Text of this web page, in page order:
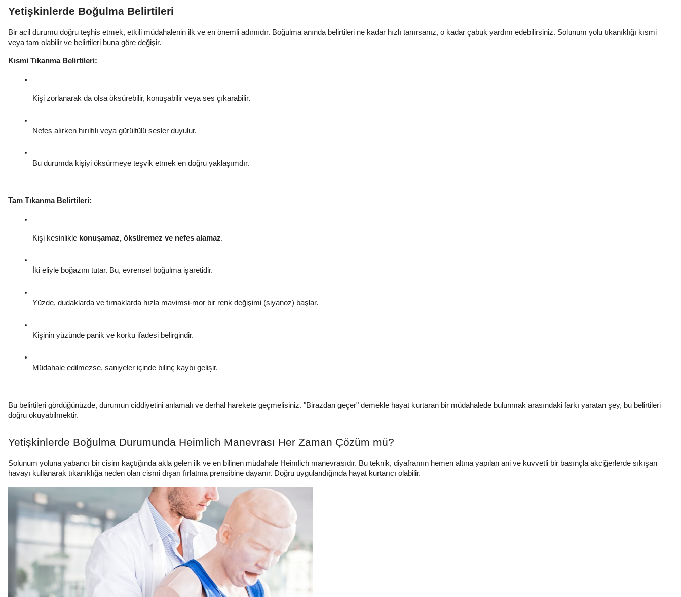
Yetişkinlerde Boğulma Belirtileri
Bir acil durumu doğru teşhis etmek, etkili müdahalenin ilk ve en önemli adımıdır. Boğulma anında belirtileri ne kadar hızlı tanırsanız, o kadar çabuk yardım edebilirsiniz. Solunum yolu tıkanıklığı kısmi
veya tam olabilir ve belirtileri buna göre değişir.
Kısmi Tıkanma Belirtileri:
Kişi zorlanarak da olsa öksürebilir, konuşabilir veya ses çıkarabilir.
Nefes alırken hırıltılı veya gürültülü sesler duyulur.
Bu durumda kişiyi öksürmeye teşvik etmek en doğru yaklaşımdır.
Tam Tıkanma Belirtileri:
Kişi kesinlikle konuşamaz, öksüremez ve nefes alamaz.
İki eliyle boğazını tutar. Bu, evrensel boğulma işaretidir.
Yüzde, dudaklarda ve tırnaklarda hızla mavimsi-mor bir renk değişimi (siyanoz) başlar.
Kişinin yüzünde panik ve korku ifadesi belirgindir.
Müdahale edilmezse, saniyeler içinde bilinç kaybı gelişir.
Bu belirtileri gördüğünüzde, durumun ciddiyetini anlamalı ve derhal harekete geçmelisiniz. "Birazdan geçer" demekle hayat kurtaran bir müdahalede bulunmak arasındaki farkı yaratan şey, bu belirtileri
doğru okuyabilmektir.
Yetişkinlerde Boğulma Durumunda Heimlich Manevrası Her Zaman Çözüm mü?
Solunum yoluna yabancı bir cisim kaçtığında akla gelen ilk ve en bilinen müdahale Heimlich manevrasıdır. Bu teknik, diyaframın hemen altına yapılan ani ve kuvvetli bir basınçla akciğerlerde sıkışan
havayı kullanarak tıkanıklığa neden olan cismi dışarı fırlatma prensibine dayanır. Doğru uygulandığında hayat kurtarıcı olabilir.